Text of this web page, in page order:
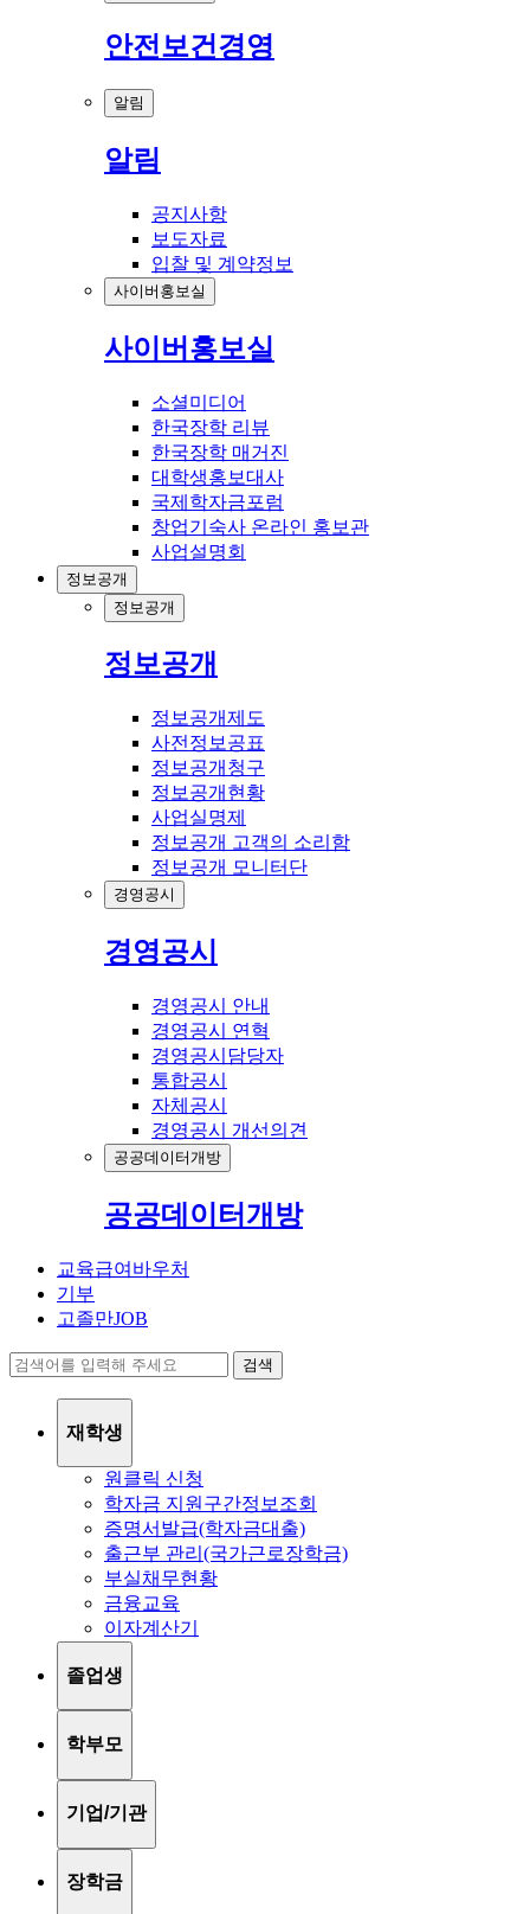
안전보건경영
알림
알림
공지사항
보도자료
입찰 및 계약정보
사이버홍보실
사이버홍보실
소셜미디어
한국장학 리뷰
한국장학 매거진
대학생홍보대사
국제학자금포럼
창업기숙사 온라인 홍보관
사업설명회
정보공개
정보공개
정보공개
정보공개제도
사전정보공표
정보공개청구
정보공개현황
사업실명제
정보공개 고객의 소리함
정보공개 모니터단
경영공시
경영공시
경영공시 안내
경영공시 연혁
경영공시담당자
통합공시
자체공시
경영공시 개선의견
공공데이터개방
공공데이터개방
교육급여바우처
기부
고졸만JOB
검색
재학생
원클릭 신청
학자금 지원구간정보조회
증명서발급(학자금대출)
출근부 관리(국가근로장학금)
부실채무현황
금융교육
이자계산기
졸업생
학부모
기업/기관
장학금